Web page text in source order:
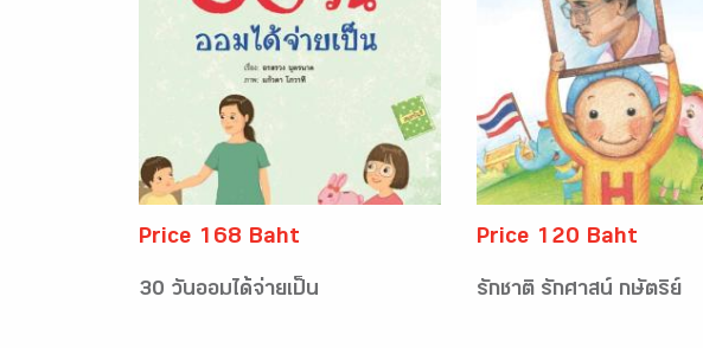
Price 168 Baht
30 วันออมได้จ่ายเป็น
Price 120 Baht
รักชาติ รักศาสน์ กษัตริย์